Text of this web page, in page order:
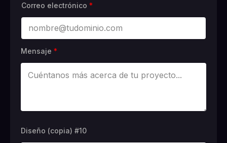
Correo electrónico *
Mensaje *
Diseño (copia) #10